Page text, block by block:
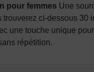
pour femmes Une
trouverez ci-dessous 30
une touche unique
répétition.